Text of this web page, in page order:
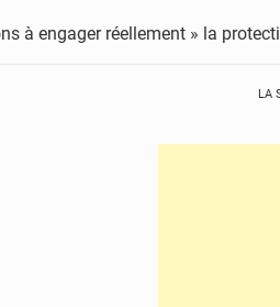
à engager réellement » la
LA